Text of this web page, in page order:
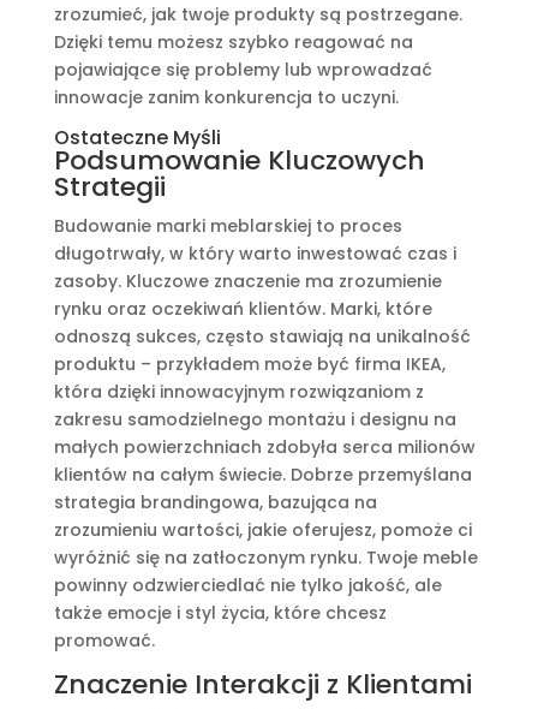
zrozumieć, jak twoje produkty są postrzegane.
Dzięki temu możesz szybko reagować na
pojawiające się problemy lub wprowadzać
innowacje zanim konkurencja to uczyni.
Ostateczne Myśli
Podsumowanie Kluczowych
Strategii
Budowanie marki meblarskiej to proces
długotrwały, w który warto inwestować czas i
zasoby. Kluczowe znaczenie ma zrozumienie
rynku oraz oczekiwań klientów. Marki, które
odnoszą sukces, często stawiają na unikalność
produktu – przykładem może być firma IKEA,
która dzięki innowacyjnym rozwiązaniom z
zakresu samodzielnego montażu i designu na
małych powierzchniach zdobyła serca milionów
klientów na całym świecie. Dobrze przemyślana
strategia brandingowa, bazująca na
zrozumieniu wartości, jakie oferujesz, pomoże ci
wyróżnić się na zatłoczonym rynku. Twoje meble
powinny odzwierciedlać nie tylko jakość, ale
także emocje i styl życia, które chcesz
promować.
Znaczenie Interakcji z Klientami